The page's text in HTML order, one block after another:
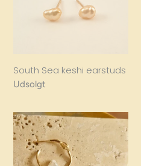
South Sea keshi earstuds
Regular
Udsolgt
OCEAN
creol,
14kt
guld